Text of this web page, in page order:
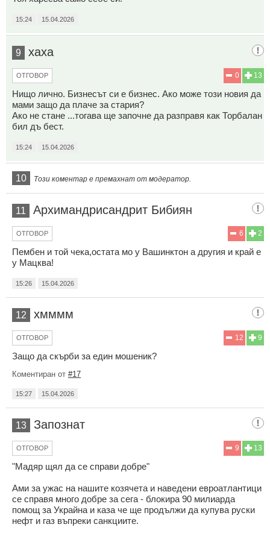
15:24 15.04.2026
9 хаха
13
0
ОТГОВОР
Нищо лично. Бизнесът си е бизнес. Ако може този новия да
мами защо да плаче за стария?
Ако не стане ...тогава ще започне да разправя как Торбалан
бил дъ бест.
15:24 15.04.2026
10 Този коментар е премахнат от модератор.
11 Архимандрисандрит Бибиян
2
6
ОТГОВОР
Пембен и той чека,остата мо у Вашинктон а другия и край е
у Мацква!
15:26 15.04.2026
12 хмммм
9
12
ОТГОВОР
Защо да скърби за един мошеник?
Коментиран от #17
15:27 15.04.2026
13 Запознат
13
9
ОТГОВОР
"Мадяр щял да се справи добре"
Ами за ужас на нашите козячета и наведени евроатлантици
се справя много добре за сега - блокира 90 милиарда
помощ за Украйна и каза че ще продължи да купува руски
нефт и газ въпреки санкциите.